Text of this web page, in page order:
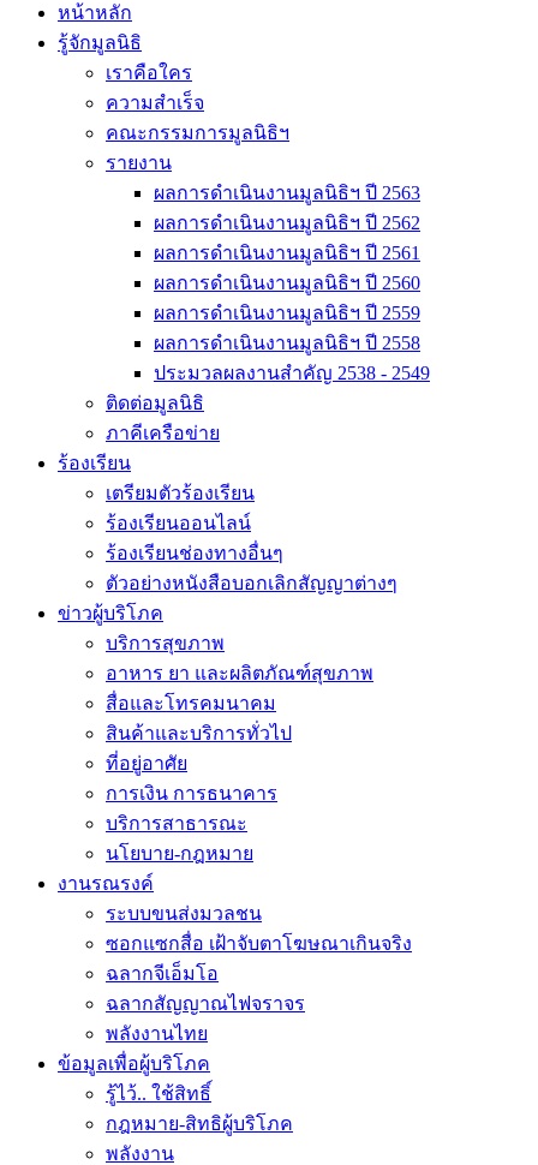
หน้าหลัก
รู้จักมูลนิธิ
เราคือใคร
ความสำเร็จ
คณะกรรมการมูลนิธิฯ
รายงาน
ผลการดำเนินงานมูลนิธิฯ ปี 2563
ผลการดำเนินงานมูลนิธิฯ ปี 2562
ผลการดำเนินงานมูลนิธิฯ ปี 2561
ผลการดำเนินงานมูลนิธิฯ ปี 2560
ผลการดำเนินงานมูลนิธิฯ ปี 2559
ผลการดำเนินงานมูลนิธิฯ ปี 2558
ประมวลผลงานสำคัญ 2538 - 2549
ติดต่อมูลนิธิ
ภาคีเครือข่าย
ร้องเรียน
เตรียมตัวร้องเรียน
ร้องเรียนออนไลน์
ร้องเรียนช่องทางอื่นๆ
ตัวอย่างหนังสือบอกเลิกสัญญาต่างๆ
ข่าวผู้บริโภค
บริการสุขภาพ
อาหาร ยา และผลิตภัณฑ์สุขภาพ
สื่อและโทรคมนาคม
สินค้าและบริการทั่วไป
ที่อยู่อาศัย
การเงิน การธนาคาร
บริการสาธารณะ
นโยบาย-กฎหมาย
งานรณรงค์
ระบบขนส่งมวลชน
ซอกแซกสื่อ เฝ้าจับตาโฆษณาเกินจริง
ฉลากจีเอ็มโอ
ฉลากสัญญาณไฟจราจร
พลังงานไทย
ข้อมูลเพื่อผู้บริโภค
รู้ไว้.. ใช้สิทธิ์
กฎหมาย-สิทธิผู้บริโภค
พลังงาน